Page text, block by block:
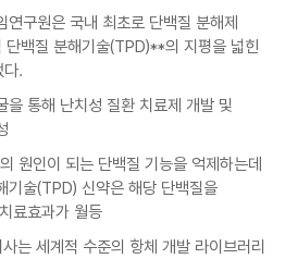
연구원은 국내 최초로 단백질 분해제
단백질 분해기술(TPD)**의 지평을 넓힌
다.
통해 난치성 질환 치료제 개발 및
원인이 되는 단백질 기능을 억제하는데
기술(TPD) 신약은 해당 단백질을
료효과가 월등
는 세계적 수준의 항체 개발 라이브러리